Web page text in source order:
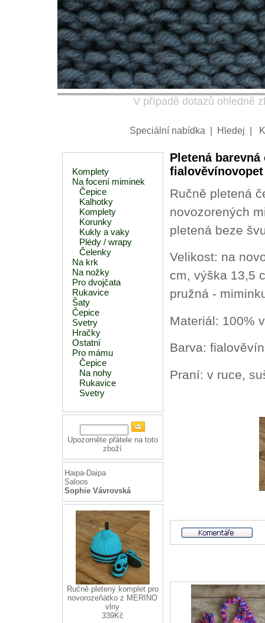
V případě dotazů ohledně
Speciální nabídka Hledej
Komplety
Na focení miminek
Čepice
Kalhotky
Komplety
Korunky
Kukly a vaky
Plédy / wrapy
Čelenky
Na krk
Na nožky
Pro dvojčata
Rukavice
Šaty
Čepice
Svetry
Hračky
Ostatní
Pro mámu
Čepice
Na nohy
Rukavice
Svetry
Upozorněte přátele na toto
zboží
Haipa-Daipa
Saloos
Sophie Vávrovská
Ručně pletený komplet pro
novorozeňátko z MERINO
vlny
339Kč
Pletená
fialověvínovopet
Ručně pletená
novozorených
pletená beze
Velikost: na
cm, výška 13,5
pružná -
Materiál: 100%
Barva:
Praní: v ruce,